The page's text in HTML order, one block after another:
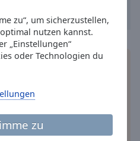
zu“, um sicherzustellen,
nutzen kannst.
„Einstellungen“
oder Technologien du
zu
auf Ihrem
an, wo Sie immer